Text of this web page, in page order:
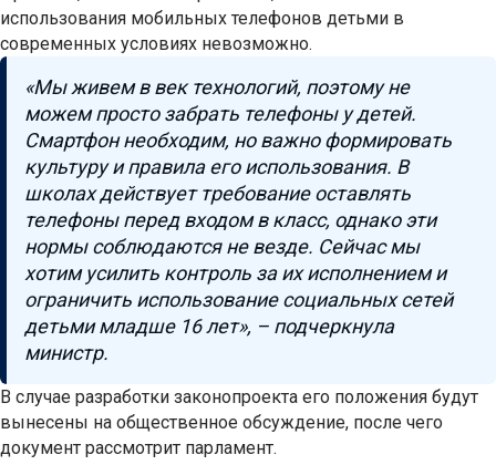
использования мобильных телефонов детьми в
современных условиях невозможно.
«Мы живем в век технологий, поэтому не
можем просто забрать телефоны у детей.
Смартфон необходим, но важно формировать
культуру и правила его использования. В
школах действует требование оставлять
телефоны перед входом в класс, однако эти
нормы соблюдаются не везде. Сейчас мы
хотим усилить контроль за их исполнением и
ограничить использование социальных сетей
детьми младше 16 лет», – подчеркнула
министр.
В случае разработки законопроекта его положения будут
вынесены на общественное обсуждение, после чего
документ рассмотрит парламент.